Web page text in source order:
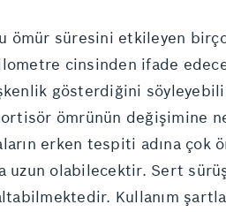
ömür süresini etkileyen
cinsinden ifade
gösterdiğini
ömrünün değişimine
erken tespiti adına çok
uzun olabilecektir. Sert
Kullanım